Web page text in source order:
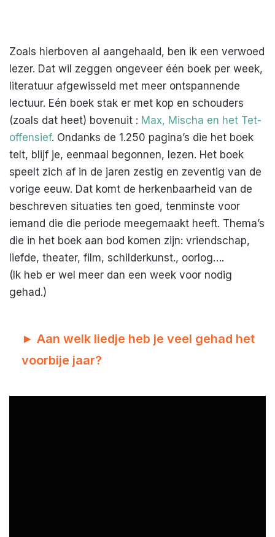
Zoals hierboven al aangehaald, ben ik een verwoed
lezer. Dat wil zeggen ongeveer één boek per week,
literatuur afgewisseld met meer ontspannende
lectuur. Eén boek stak er met kop en schouders
(zoals dat heet) bovenuit : Max, Mischa en het Tet-
offensief. Ondanks de 1.250 pagina’s die het boek
telt, blijf je, eenmaal begonnen, lezen. Het boek
speelt zich af in de jaren zestig en zeventig van de
vorige eeuw. Dat komt de herkenbaarheid van de
beschreven situaties ten goed, tenminste voor
iemand die die periode meegemaakt heeft. Thema’s
die in het boek aan bod komen zijn: vriendschap,
liefde, theater, film, schilderkunst., oorlog….
(Ik heb er wel meer dan een week voor nodig
gehad.)
► Aan welk liedje heb je veel gehad het
voorbije jaar?